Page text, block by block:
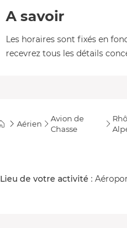
A savoir
Les horaires sont fixés en
recevrez tous les détails
Aérien
Avion de
Chasse
Lieu de votre activité :